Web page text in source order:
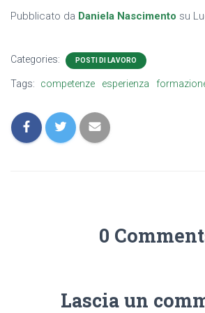
Pubblicato da Daniela Nascimento su
Categories: POSTI DI LAVORO
Tags: competenze esperienza
0
Lascia un